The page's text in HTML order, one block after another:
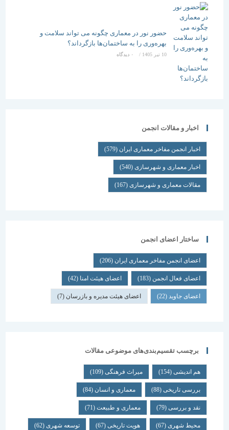
حضور نور در معماری چگونه می تواند سلامت و
بهره‌وری را به ساختمان‌ها بازگرداند؟
/ ۰ دیدگاه
اخبار و مقالات انجمن
اخبار انجمن مفاخر معماری ایران (579)
اخبار معماری و شهرسازی(540)
مقالات معماری و شهرسازی(167)
ساختار اعضای انجمن
اعضای انجمن مفاخر معماری ایران (206)
اعضای فعال انجمن(183) اعضای هیئت امنا(42)
اعضای جاوید(22) اعضای هیئت مدیره و بازرسان(7)
برچسب تقسیم‌بندی‌های موضوعی مقالات
هم اندیشی (154) میراث فرهنگی (109)
بررسی تاریخی (88) معماری و انسان (84)
نقد و بررسی (79) معماری و طبیعت (71)
محیط شهری(67) هویت تاریخی(67) توسعه شهری(62)